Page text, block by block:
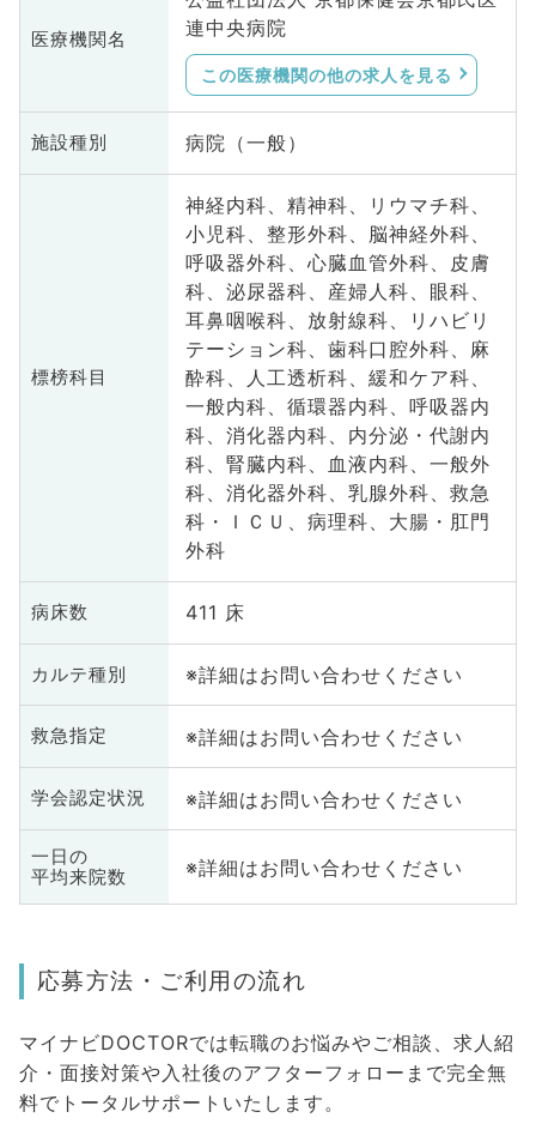
医療機関名
連中央病院
この医療機関の他の求人を見る
施設種別 病院（一般）
標榜科目
神経内科、精神科、リウマチ科、
小児科、整形外科、脳神経外科、
呼吸器外科、心臓血管外科、皮膚
科、泌尿器科、産婦人科、眼科、
耳鼻咽喉科、放射線科、リハビリ
テーション科、歯科口腔外科、麻
酔科、人工透析科、緩和ケア科、
一般内科、循環器内科、呼吸器内
科、消化器内科、内分泌・代謝内
科、腎臓内科、血液内科、一般外
科、消化器外科、乳腺外科、救急
科・ＩＣＵ、病理科、大腸・肛門
外科
病床数 411 床
カルテ種別 ※詳細はお問い合わせください
救急指定 ※詳細はお問い合わせください
学会認定状況 ※詳細はお問い合わせください
一日の
平均来院数
※詳細はお問い合わせください
応募方法・ご利用の流れ
マイナビDOCTORでは転職のお悩みやご相談、求人紹
介・面接対策や入社後のアフターフォローまで完全無
料でトータルサポートいたします。